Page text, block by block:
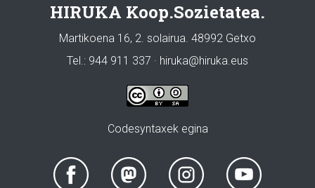
HIRUKA Koop.Sozietatea.
Martikoena 16, 2. solairua. 48992 Getxo
Tel.: 944 911 337 · hiruka@hiruka.eus
Codesyntaxek egina